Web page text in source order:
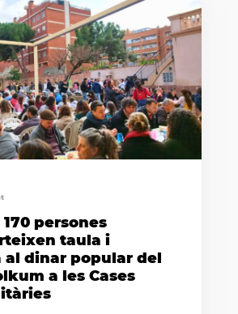
170 persones
taula i
al dinar popular del
a les Cases